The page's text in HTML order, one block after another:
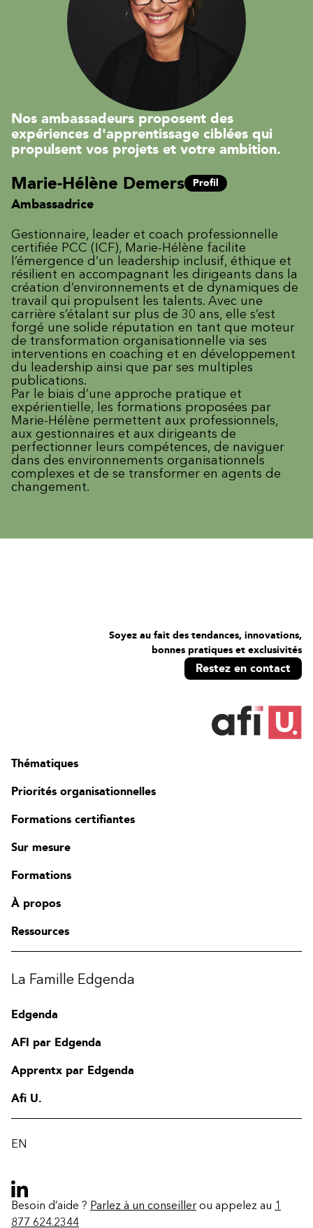
Nos ambassadeurs proposent des
expériences d'apprentissage ciblées qui
propulsent vos projets et votre ambition.
Marie-Hélène Demers Profil
Ambassadrice
Gestionnaire, leader et coach professionnelle
certifiée PCC (ICF), Marie-Hélène facilite
l’émergence d’un leadership inclusif, éthique et
résilient en accompagnant les dirigeants dans la
création d’environnements et de dynamiques de
travail qui propulsent les talents. Avec une
carrière s’étalant sur plus de 30 ans, elle s’est
forgé une solide réputation en tant que moteur
de transformation organisationnelle via ses
interventions en coaching et en développement
du leadership ainsi que par ses multiples
publications.
Par le biais d’une approche pratique et
expérientielle, les formations proposées par
Marie-Hélène permettent aux professionnels,
aux gestionnaires et aux dirigeants de
perfectionner leurs compétences, de naviguer
dans des environnements organisationnels
complexes et de se transformer en agents de
changement.
Soyez au fait des tendances, innovations,
bonnes pratiques et exclusivités
Restez en contact
Thématiques
Priorités organisationnelles
Formations certifiantes
Sur mesure
Formations
À propos
Ressources
La Famille Edgenda
Edgenda
AFI par Edgenda
Apprentx par Edgenda
Afi U.
EN
Besoin d’aide ? Parlez à un conseiller ou appelez au 1
877 624.2344